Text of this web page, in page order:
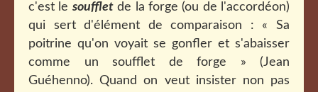
c'est le souffletde la forge (ou de l'accordéon)
qui sert d'élément de comparaison : « Sa
poitrine qu'on voyait se gonfler et s'abaisser
comme un soufflet de forge » (Jean
Guéhenno). Quand on veut insister non pas